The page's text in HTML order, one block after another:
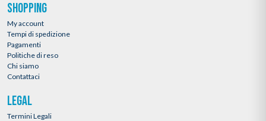
SHOPPING
My account
Tempi di spedizione
Pagamenti
Politiche di reso
Chi siamo
Contattaci
LEGAL
Termini Legali